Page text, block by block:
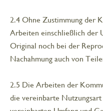
2.4 Ohne Zustimmung der
Arbeiten einschließlich der
Original noch bei der
Nachahmung auch von
2.5 Die Arbeiten der
die vereinbarte